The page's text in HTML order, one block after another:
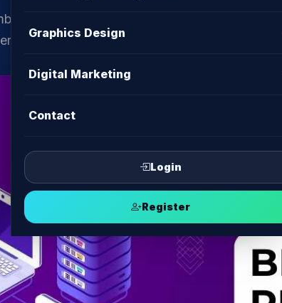
Graphics Design
Digital Marketing
Contact
Login
Register
জানুন কিভাবে পেতে পারেন দ্রুত ও নির্ভরযোগ্য
বিস্তারিত জানতে পড়ুন আমাদের ব্লগ।